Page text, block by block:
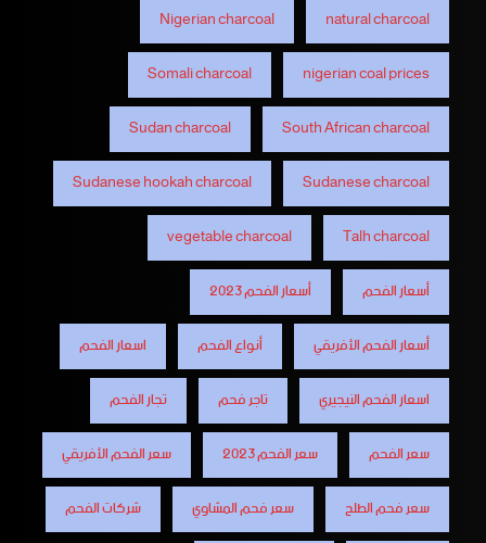
natural charcoal
Nigerian charcoal
nigerian coal prices
Somali charcoal
South African charcoal
Sudan charcoal
Sudanese charcoal
Sudanese hookah charcoal
Talh charcoal
vegetable charcoal
أسعار الفحم
أسعار الفحم 2023
أسعار الفحم الأفريقي
أنواع الفحم
اسعار الفحم
اسعار الفحم النيجيري
تاجر فحم
تجار الفحم
سعر الفحم
سعر الفحم 2023
سعر الفحم الأفريقي
سعر فحم الطلح
سعر فحم المشاوي
شركات الفحم